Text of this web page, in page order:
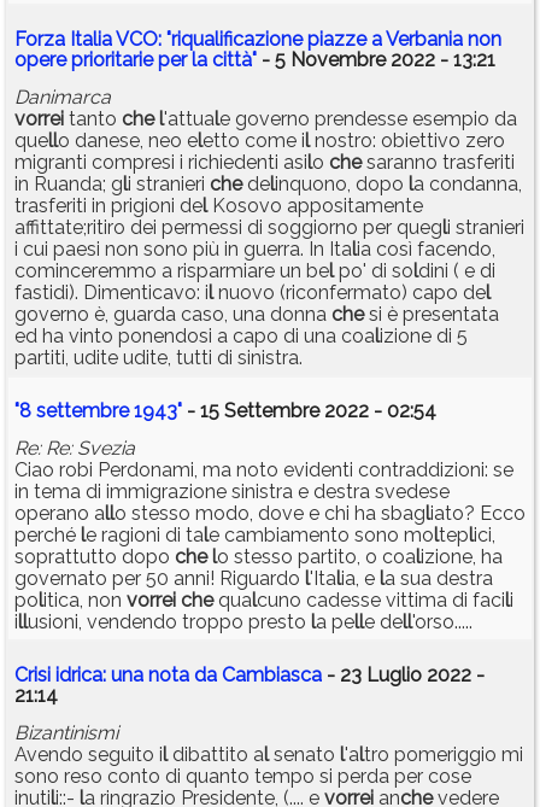
Forza Italia VCO: "riqualificazione piazze a Verbania non
opere prioritarie per la città" - 5 Novembre 2022 - 13:21
Danimarca
vorrei tanto che l'attuale governo prendesse esempio da
quello danese, neo eletto come ilnostro: obiettivo zero
migranti compresi i richiedenti asilo chesaranno trasferiti
in Ruanda; gli stranieri chedelinquono, dopo la condanna,
trasferiti in prigioni delKosovo appositamente
affittate;ritiro dei permessi di soggiorno per quegli stranieri
i cui paesi non sono più in guerra. In Italia così facendo,
cominceremmo a risparmiare un belpo' di soldini ( e di
fastidi). Dimenticavo: ilnuovo (riconfermato) capo del
governo è, guarda caso, una donna chesi è presentata
ed ha vinto ponendosi a capo di una coalizione di 5
partiti, udite udite, tutti di sinistra.
"8 settembre 1943" - 15 Settembre 2022 - 02:54
Re: Re: Svezia
Ciao robi Perdonami, ma noto evidenti contraddizioni: se
in tema di immigrazione sinistra e destra svedese
operano allo stesso modo, dove e chi ha sbagliato? Ecco
perché le ragioni di tale cambiamento sono molteplici,
soprattutto dopo che lo stesso partito, o coalizione, ha
governato per 50 anni! Riguardo l'Italia, e la sua destra
politica, non vorrei chequalcuno cadesse vittima di facili
illusioni, vendendo troppo presto la pelle dell'orso.....
Crisi idrica: una nota da Cambiasca - 23 Luglio 2022 -
21:14
Bizantinismi
Avendo seguito ildibattito alsenato l'altro pomeriggio mi
sono reso conto di quanto tempo si perda per cose
inutili::- la ringrazio Presidente, (.... e vorrei anchevedere